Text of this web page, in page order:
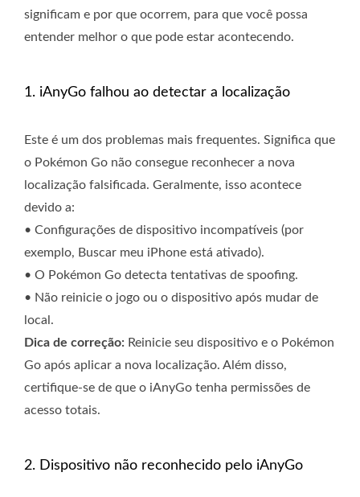
significam e por que ocorrem, para que você possa
entender melhor o que pode estar acontecendo.
1. iAnyGo falhou ao detectar a localização
Este é um dos problemas mais frequentes. Significa que
o Pokémon Go não consegue reconhecer a nova
localização falsificada. Geralmente, isso acontece
devido a:
• Configurações de dispositivo incompatíveis (por
exemplo, Buscar meu iPhone está ativado).
• O Pokémon Go detecta tentativas de spoofing.
• Não reinicie o jogo ou o dispositivo após mudar de
local.
Dica de correção: Reinicie seu dispositivo e o Pokémon
Go após aplicar a nova localização. Além disso,
certifique-se de que o iAnyGo tenha permissões de
acesso totais.
2. Dispositivo não reconhecido pelo iAnyGo